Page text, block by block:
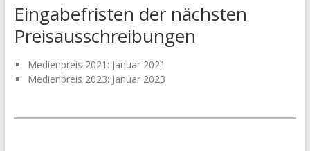
Eingabefristen der nächsten
Preisausschreibungen
Medienpreis 2021: Januar 2021
Medienpreis 2023: Januar 2023